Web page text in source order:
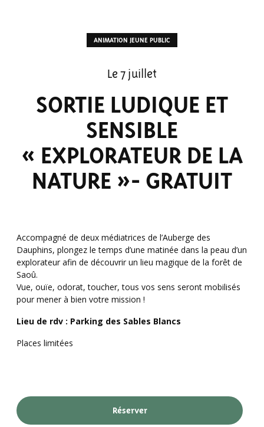
ANIMATION JEUNE PUBLIC
Le 7 juillet
SORTIE LUDIQUE ET
SENSIBLE
« EXPLORATEUR DE LA
NATURE »- GRATUIT
Accompagné de deux médiatrices de l’Auberge des
Dauphins, plongez le temps d’une matinée dans la peau d’un
explorateur afin de découvrir un lieu magique de la forêt de
Saoû.
Vue, ouïe, odorat, toucher, tous vos sens seront mobilisés
pour mener à bien votre mission !
Lieu de rdv : Parking des Sables Blancs
Places limitées
Réserver